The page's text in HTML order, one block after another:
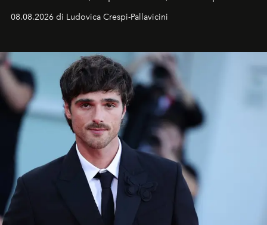
celeste per seguire il passaggio delle
all’universo i desideri più segreti
08.08.2026 di Ludovica Crespi-Pallavicini